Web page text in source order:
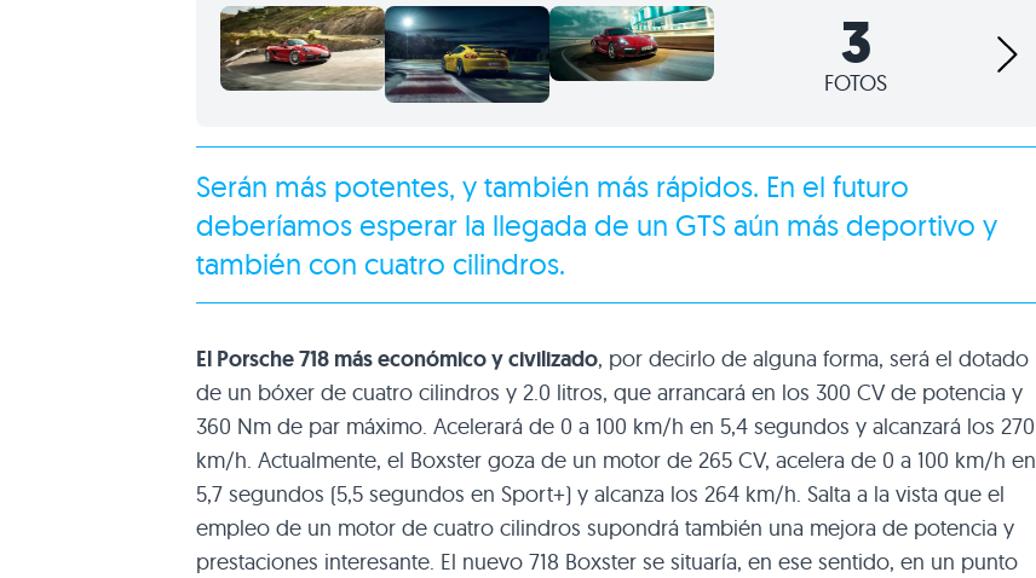
3
FOTOS
Serán más potentes, y también más rápidos. En el futuro
deberíamos esperar la llegada de un GTS aún más deportivo y
también con cuatro cilindros.
El Porsche 718 más económico y civilizado, por decirlo de alguna forma, será el dotado
de un bóxer de cuatro cilindros y 2.0 litros, que arrancará en los 300 CV de potencia y
360 Nm de par máximo. Acelerará de 0 a 100 km/h en 5,4 segundos y alcanzará los 270
km/h. Actualmente, el Boxster goza de un motor de 265 CV, acelera de 0 a 100 km/h en
5,7 segundos (5,5 segundos en Sport+) y alcanza los 264 km/h. Salta a la vista que el
empleo de un motor de cuatro cilindros supondrá también una mejora de potencia y
prestaciones interesante. El nuevo 718 Boxster se situaría, en ese sentido, en un punto